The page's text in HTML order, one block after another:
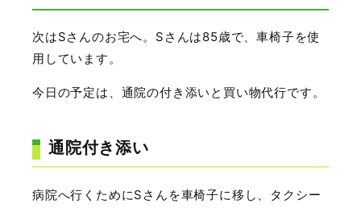
次はSさんのお宅へ。Sさんは85歳で、車椅子を使
用しています。
今日の予定は、通院の付き添いと買い物代行です。
通院付き添い
病院へ行くためにSさんを車椅子に移し、タクシー